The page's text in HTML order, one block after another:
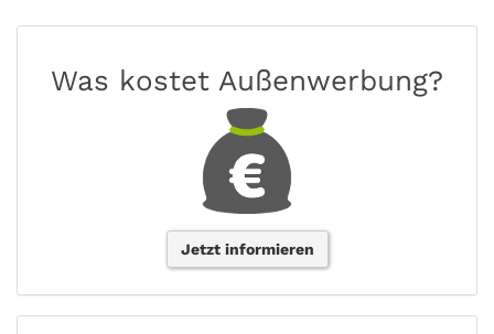
Was kostet Außenwerbung?
Jetzt informieren